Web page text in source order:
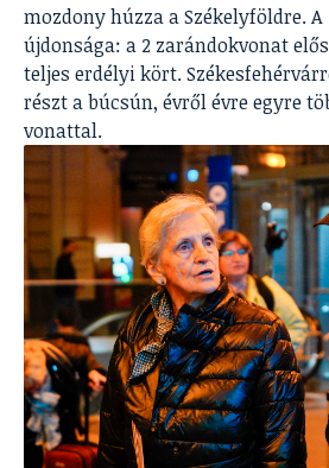
mozdony húzza a Székelyföldre.
újdonsága: a 2 zarándokvonat
teljes erdélyi kört.
részt a búcsún, évről évre egyre
vonattal.